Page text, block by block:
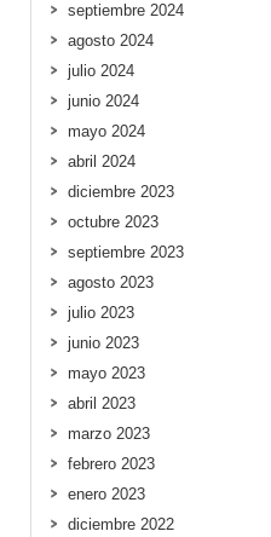
septiembre 2024
agosto 2024
julio 2024
junio 2024
mayo 2024
abril 2024
diciembre 2023
octubre 2023
septiembre 2023
agosto 2023
julio 2023
junio 2023
mayo 2023
abril 2023
marzo 2023
febrero 2023
enero 2023
diciembre 2022